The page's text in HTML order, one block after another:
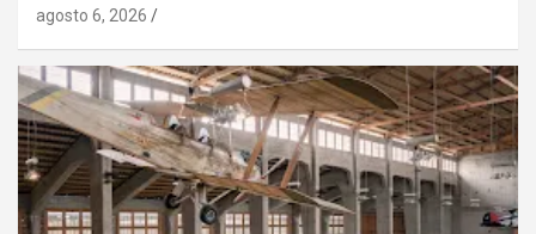
agosto 6, 2026